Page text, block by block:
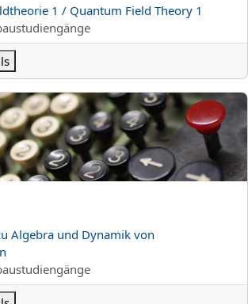
1 / Quantum Field Theory 1
und Dynamik von Quantensystemen
Algebra und Dynamik von